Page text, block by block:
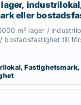
eller
m² lager /
bostadsfastighet till
Fastighetsmark,